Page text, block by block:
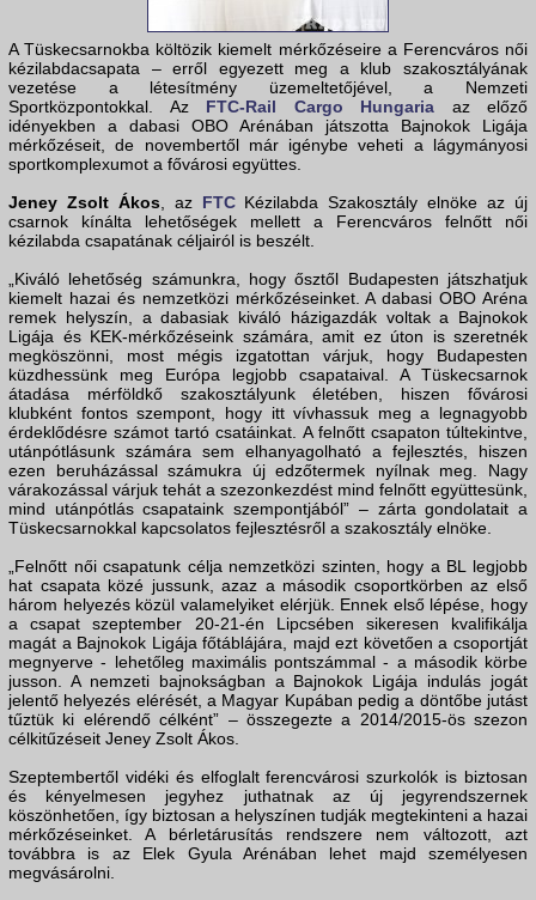
A Tüskecsarnokba költözik kiemelt mérkőzéseire a Ferencváros női
kézilabdacsapata – erről egyezett meg a klub szakosztályának
vezetése a létesítmény üzemeltetőjével, a Nemzeti
Sportközpontokkal. Az FTC-Rail Cargo Hungaria az előző
idényekben a dabasi OBO Arénában játszotta Bajnokok Ligája
mérkőzéseit, de novembertől már igénybe veheti a lágymányosi
sportkomplexumot a fővárosi együttes.
Jeney Zsolt Ákos, az FTCKézilabda Szakosztály elnöke az új
csarnok kínálta lehetőségek mellett a Ferencváros felnőtt női
kézilabda csapatának céljairól is beszélt.
„Kiváló lehetőség számunkra, hogy ősztől Budapesten játszhatjuk
kiemelt hazai és nemzetközi mérkőzéseinket. A dabasi OBO Aréna
remek helyszín, a dabasiak kiváló házigazdák voltak a Bajnokok
Ligája és KEK-mérkőzéseink számára, amit ez úton is szeretnék
megköszönni, most mégis izgatottan várjuk, hogy Budapesten
küzdhessünk meg Európa legjobb csapataival. A Tüskecsarnok
átadása mérföldkő szakosztályunk életében, hiszen fővárosi
klubként fontos szempont, hogy itt vívhassuk meg a legnagyobb
érdeklődésre számot tartó csatáinkat. A felnőtt csapaton túltekintve,
utánpótlásunk számára sem elhanyagolható a fejlesztés, hiszen
ezen beruházással számukra új edzőtermek nyílnak meg. Nagy
várakozással várjuk tehát a szezonkezdést mind felnőtt együttesünk,
mind utánpótlás csapataink szempontjából” – zárta gondolatait a
Tüskecsarnokkal kapcsolatos fejlesztésről a szakosztály elnöke.
„Felnőtt női csapatunk célja nemzetközi szinten, hogy a BL legjobb
hat csapata közé jussunk, azaz a második csoportkörben az első
három helyezés közül valamelyiket elérjük. Ennek első lépése, hogy
a csapat szeptember 20-21-én Lipcsében sikeresen kvalifikálja
magát a Bajnokok Ligája főtáblájára, majd ezt követően a csoportját
megnyerve - lehetőleg maximális pontszámmal - a második körbe
jusson. A nemzeti bajnokságban a Bajnokok Ligája indulás jogát
jelentő helyezés elérését, a Magyar Kupában pedig a döntőbe jutást
tűztük ki elérendő célként” – összegezte a 2014/2015-ös szezon
célkitűzéseit Jeney Zsolt Ákos.
Szeptembertől vidéki és elfoglalt ferencvárosi szurkolók is biztosan
és kényelmesen jegyhez juthatnak az új jegyrendszernek
köszönhetően, így biztosan a helyszínen tudják megtekinteni a hazai
mérkőzéseinket. A bérletárusítás rendszere nem változott, azt
továbbra is az Elek Gyula Arénában lehet majd személyesen
megvásárolni.